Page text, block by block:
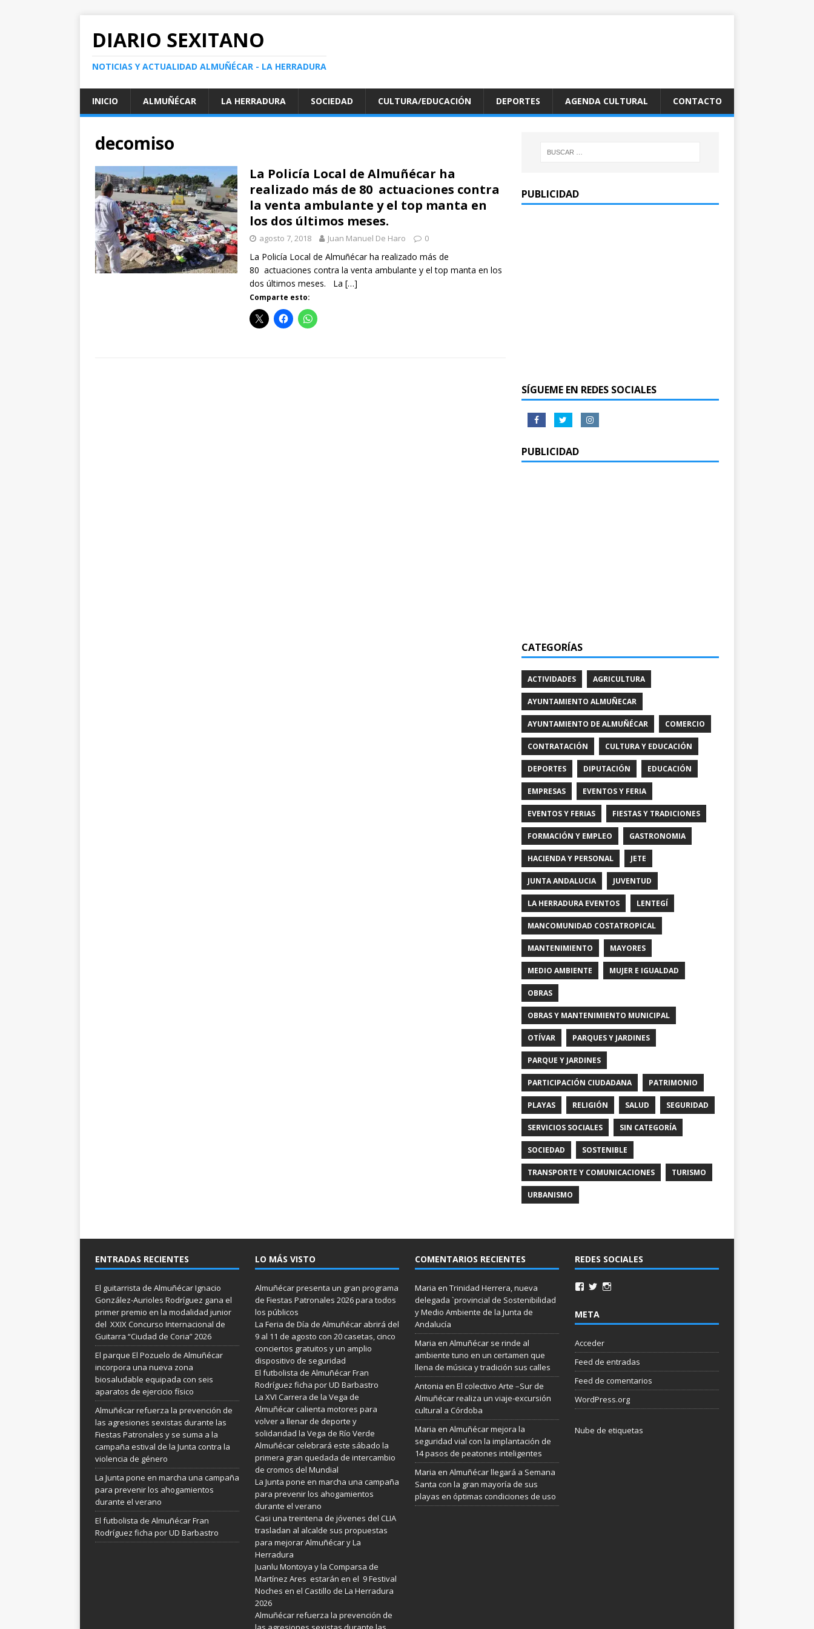
DIARIO SEXITANO
NOTICIAS Y ACTUALIDAD ALMUÑÉCAR - LA HERRADURA
INICIO ALMUÑÉCAR LA HERRADURA SOCIEDAD CULTURA/EDUCACIÓN DEPORTES AGENDA CULTURAL CONTACTO
decomiso
La Policía Local de Almuñécar ha
realizado más de 80 actuaciones contra
la venta ambulante y el top manta en
los dos últimos meses.
agosto 7, 2018 Juan Manuel De Haro 0
La Policía Local de Almuñécar ha realizado más de
80 actuaciones contra la venta ambulante y el top manta en los
dos últimos meses. La […]
Comparte esto:
PUBLICIDAD
SÍGUEME EN REDES SOCIALES
PUBLICIDAD
CATEGORÍAS
ACTIVIDADES AGRICULTURA
AYUNTAMIENTO ALMUÑECAR
AYUNTAMIENTO DE ALMUÑÉCAR COMERCIO
CONTRATACIÓN CULTURA Y EDUCACIÓN
DEPORTES DIPUTACIÓN EDUCACIÓN
EMPRESAS EVENTOS Y FERIA
EVENTOS Y FERIAS FIESTAS Y TRADICIONES
FORMACIÓN Y EMPLEO GASTRONOMIA
HACIENDA Y PERSONAL JETE
JUNTA ANDALUCIA JUVENTUD
LA HERRADURA EVENTOS LENTEGÍ
MANCOMUNIDAD COSTATROPICAL
MANTENIMIENTO MAYORES
MEDIO AMBIENTE MUJER E IGUALDAD
OBRAS
OBRAS Y MANTENIMIENTO MUNICIPAL
OTÍVAR PARQUES Y JARDINES
PARQUE Y JARDINES
PARTICIPACIÓN CIUDADANA PATRIMONIO
PLAYAS RELIGIÓN SALUD SEGURIDAD
SERVICIOS SOCIALES SIN CATEGORÍA
SOCIEDAD SOSTENIBLE
TRANSPORTE Y COMUNICACIONES TURISMO
URBANISMO
ENTRADAS RECIENTES
El guitarrista de Almuñécar Ignacio
González-Aurioles Rodríguez gana el
primer premio en la modalidad junior
del XXIX Concurso Internacional de
Guitarra “Ciudad de Coria” 2026
El parque El Pozuelo de Almuñécar
incorpora una nueva zona
biosaludable equipada con seis
aparatos de ejercicio físico
Almuñécar refuerza la prevención de
las agresiones sexistas durante las
Fiestas Patronales y se suma a la
campaña estival de la Junta contra la
violencia de género
La Junta pone en marcha una campaña
para prevenir los ahogamientos
durante el verano
El futbolista de Almuñécar Fran
Rodríguez ficha por UD Barbastro
LO MÁS VISTO
Almuñécar presenta un gran programa
de Fiestas Patronales 2026 para todos
los públicos
La Feria de Día de Almuñécar abrirá del
9 al 11 de agosto con 20 casetas, cinco
conciertos gratuitos y un amplio
dispositivo de seguridad
El futbolista de Almuñécar Fran
Rodríguez ficha por UD Barbastro
La XVI Carrera de la Vega de
Almuñécar calienta motores para
volver a llenar de deporte y
solidaridad la Vega de Río Verde
Almuñécar celebrará este sábado la
primera gran quedada de intercambio
de cromos del Mundial
La Junta pone en marcha una campaña
para prevenir los ahogamientos
durante el verano
Casi una treintena de jóvenes del CLIA
trasladan al alcalde sus propuestas
para mejorar Almuñécar y La
Herradura
Juanlu Montoya y la Comparsa de
Martínez Ares estarán en el 9 Festival
Noches en el Castillo de La Herradura
2026
Almuñécar refuerza la prevención de
COMENTARIOS RECIENTES
Maria en Trinidad Herrera, nueva
delegada `provincial de Sostenibilidad
y Medio Ambiente de la Junta de
Andalucía
Maria en Almuñécar se rinde al
ambiente tuno en un certamen que
llena de música y tradición sus calles
Antonia en El colectivo Arte –Sur de
Almuñécar realiza un viaje-excursión
cultural a Córdoba
Maria en Almuñécar mejora la
seguridad vial con la implantación de
14 pasos de peatones inteligentes
Maria en Almuñécar llegará a Semana
Santa con la gran mayoría de sus
playas en óptimas condiciones de uso
REDES SOCIALES
META
Acceder
Feed de entradas
Feed de comentarios
WordPress.org
Nube de etiquetas